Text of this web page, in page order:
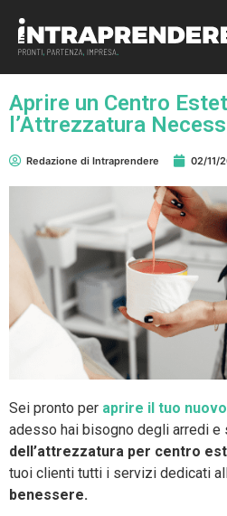
Aprire un Centro
l’Attrezzatura
Redazione di Intraprendere 02/11/
Sei pronto per aprire il tuo
adesso hai bisogno degli arredi e
dell’attrezzatura per centro
tuoi clienti tutti i servizi dedicati
benessere.